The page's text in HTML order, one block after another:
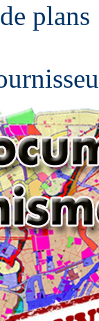
plans